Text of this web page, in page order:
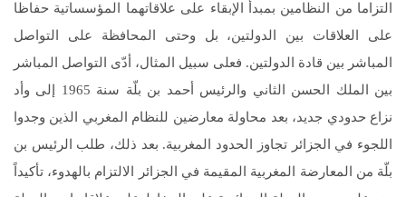
التزاما من النظامين بمبدأ الإبقاء على علاقاتهما المؤسساتية حفاظا
على العلاقات بين الدولتين، بل وحتى المحافظة على التواصل
المباشر بين قادة الدولتين. فعلى سبيل المثال، أدّى التواصل المباشر
بين الملك الحسن الثاني والرئيس أحمد بن بلّة سنة 1965 إلى وأد
نزاع حدودي جديد، بعد محاولة معارضين للنظام المغربي الذين وجدوا
اللجوء في الجزائر تجاوز الحدود المغربية. بعد ذلك، طلب الرئيس بن
بلّة من المعارضة المغربية المقيمة في الجزائر الالتزام بالهدوء، تأكيداً